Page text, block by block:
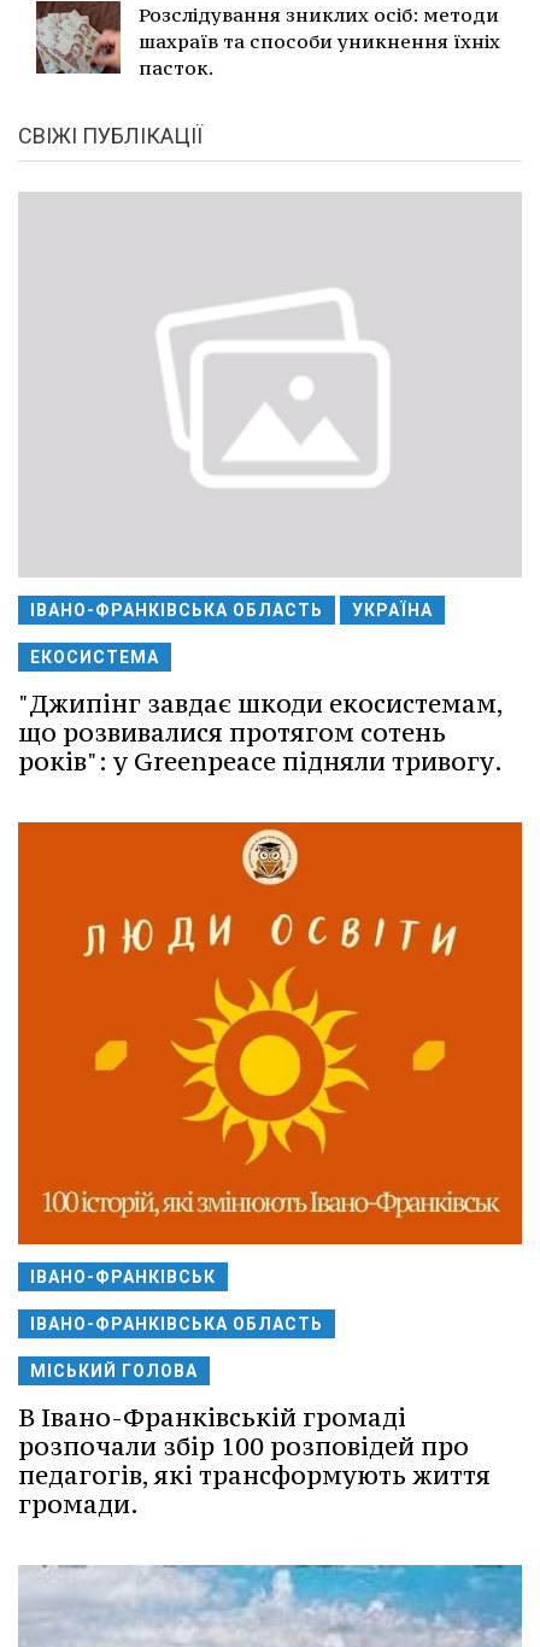
Розслідування зниклих осіб: методи
шахраїв та способи уникнення їхніх
пасток.
СВІЖІ ПУБЛІКАЦІЇ
ІВАНО-ФРАНКІВСЬКА ОБЛАСТЬ УКРАЇНА
ЕКОСИСТЕМА
"Джипінг завдає шкоди екосистемам,
що розвивалися протягом сотень
років": у Greenpeace підняли тривогу.
ІВАНО-ФРАНКІВСЬК
ІВАНО-ФРАНКІВСЬКА ОБЛАСТЬ
МІСЬКИЙ ГОЛОВА
В Івано-Франківській громаді
розпочали збір 100 розповідей про
педагогів, які трансформують життя
громади.